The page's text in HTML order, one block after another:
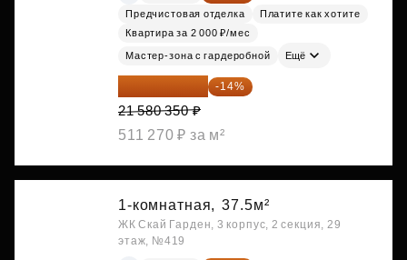
Предчистовая отделка
Платите как хотите
Квартира за 2 000 ₽/мес
Мастер-зона с гардеробной Ещё
18 559 101 ₽ -14%
21 580 350 ₽
511 270 ₽ за м²
1-комнатная, 37.5м²
ЖК Скай Гарден, 3 корпус, 2 секция, 29
этаж, №419